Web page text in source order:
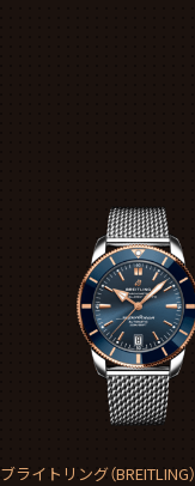
ブライトリング（BREITLING）